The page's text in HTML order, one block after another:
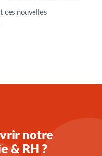
ces nouvelles
notre
& RH ?